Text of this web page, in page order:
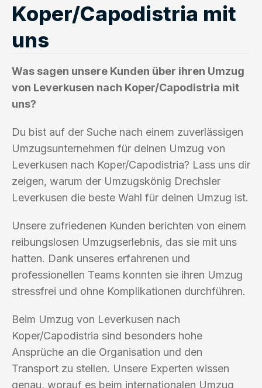
Koper/Capodistria mit
uns
Was sagen unsere Kunden über ihren Umzug
von Leverkusen nach Koper/Capodistria mit
uns?
Du bist auf der Suche nach einem zuverlässigen
Umzugsunternehmen für deinen Umzug von
Leverkusen nach Koper/Capodistria? Lass uns dir
zeigen, warum der Umzugskönig Drechsler
Leverkusen die beste Wahl für deinen Umzug ist.
Unsere zufriedenen Kunden berichten von einem
reibungslosen Umzugserlebnis, das sie mit uns
hatten. Dank unseres erfahrenen und
professionellen Teams konnten sie ihren Umzug
stressfrei und ohne Komplikationen durchführen.
Beim Umzug von Leverkusen nach
Koper/Capodistria sind besonders hohe
Ansprüche an die Organisation und den
Transport zu stellen. Unsere Experten wissen
genau, worauf es beim internationalen Umzug